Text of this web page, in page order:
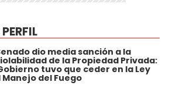
dio media sanción a la
de la Propiedad Privada:
tuvo que ceder en la Ley
Manejo del Fuego